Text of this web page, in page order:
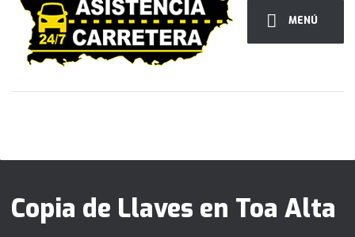
MENÚ
Copia de Llaves en Toa Alta